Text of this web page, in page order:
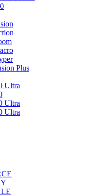
Plus
Ultra
Ultra
Ultra